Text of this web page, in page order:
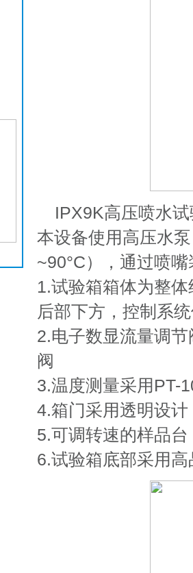
IPX9K高压喷水
本设备使用高压水
~90°C），通过喷
1.试验箱箱体为整
后部下方，控制系
2.电子数显流量调
阀
3.温度测量采用PT-
4.箱门采用透明设
5.可调转速的样品台
6.试验箱底部采用